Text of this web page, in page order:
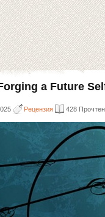
a Future
Рецензия 428